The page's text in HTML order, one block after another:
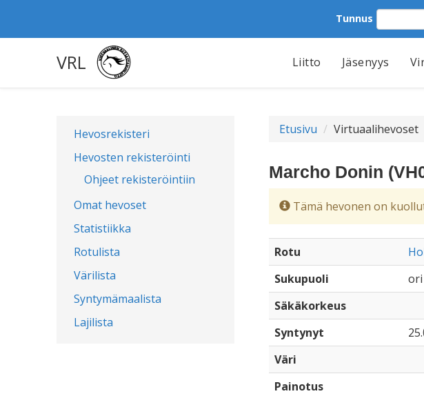
Tunnus
VRL Liitto Jäsenyys
Hevosrekisteri
Hevosten rekisteröinti
Ohjeet rekisteröintiin
Omat hevoset
Statistiikka
Rotulista
Värilista
Syntymämaalista
Lajilista
Etusivu Virtuaalihevoset
Marcho Donin
Tämä hevonen on
Rotu
Sukupuoli
ori
Säkäkorkeus
Syntynyt
Väri
Painotus